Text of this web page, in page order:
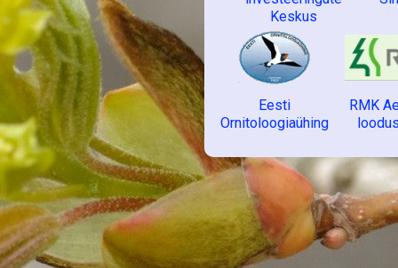
Keskus
Eesti
Ornitoloogiaühing
RMK